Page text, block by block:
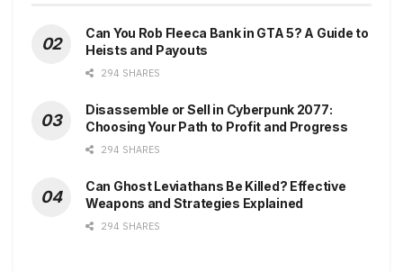
Can You Rob Fleeca Bank in GTA 5? A Guide to
Heists and Payouts
294 SHARES
Disassemble or Sell in Cyberpunk 2077:
Choosing Your Path to Profit and Progress
294 SHARES
Can Ghost Leviathans Be Killed? Effective
Weapons and Strategies Explained
294 SHARES